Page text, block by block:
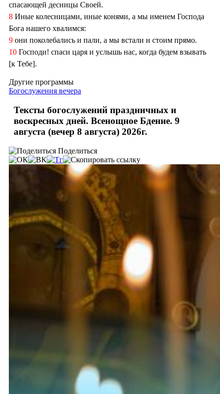
спасающей десницы Своей.
8 Иные колесницами, иные конями, а мы именем Господа
Бога нашего хвалимся:
9 они поколебались и пали, а мы встали и стоим прямо.
10 Господи! спаси царя и услышь нас, когда будем взывать
[к Тебе].
Другие программы
Богослужения вечера
Тексты богослужений праздничных и
воскресных дней. Всенощное Бдение. 9
августа (вечер 8 августа) 2026г.
Поделиться